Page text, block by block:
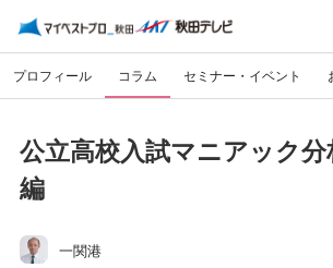
プロフィール コラム セミナー・イベント
公立高校入試マニアック
編
一関港